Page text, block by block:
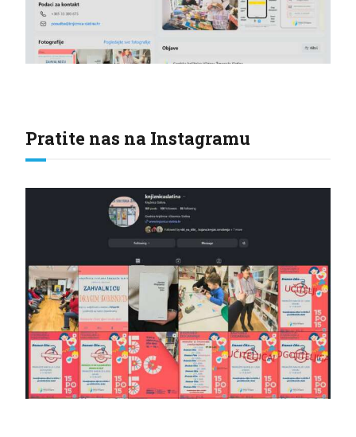
Pratite nas na Instagramu